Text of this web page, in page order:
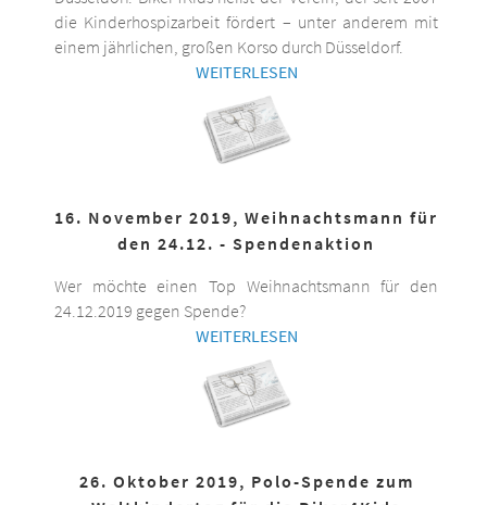
die Kinderhospizarbeit fördert – unter anderem mit
einem jährlichen, großen Korso durch Düsseldorf.
WEITERLESEN
16. November 2019, Weihnachtsmann für
den 24.12. - Spendenaktion
Wer möchte einen Top Weihnachtsmann für den
24.12.2019 gegen Spende?
WEITERLESEN
26. Oktober 2019, Polo-Spende zum